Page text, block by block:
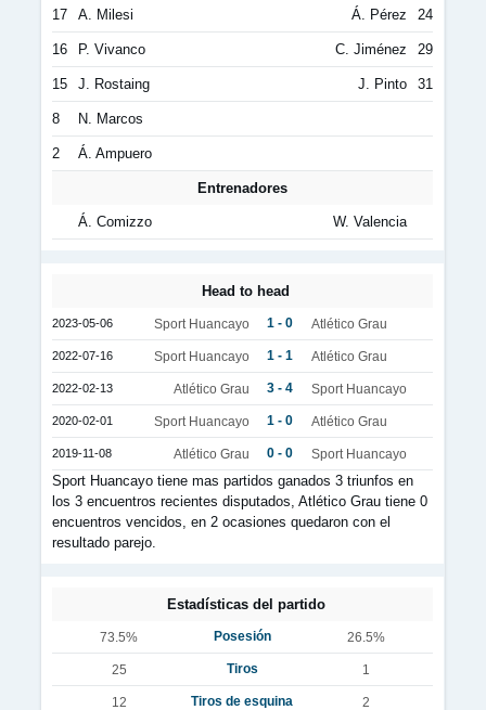
17 A. Milesi Á. Pérez 24
16 P. Vivanco C. Jiménez 29
15 J. Rostaing J. Pinto 31
8 N. Marcos
2 Á. Ampuero
Entrenadores
Á. Comizzo W. Valencia
Head to head
2023-05-06 Sport Huancayo 1 - 0 Atlético Grau
2022-07-16 Sport Huancayo 1 - 1 Atlético Grau
2022-02-13 Atlético Grau 3 - 4 Sport Huancayo
2020-02-01 Sport Huancayo 1 - 0 Atlético Grau
2019-11-08 Atlético Grau 0 - 0 Sport Huancayo
Sport Huancayo tiene mas partidos ganados 3 triunfos en
los 3 encuentros recientes disputados, Atlético Grau tiene 0
encuentros vencidos, en 2 ocasiones quedaron con el
resultado parejo.
Estadísticas del partido
73.5% Posesión 26.5%
25 Tiros 1
12 Tiros de esquina 2